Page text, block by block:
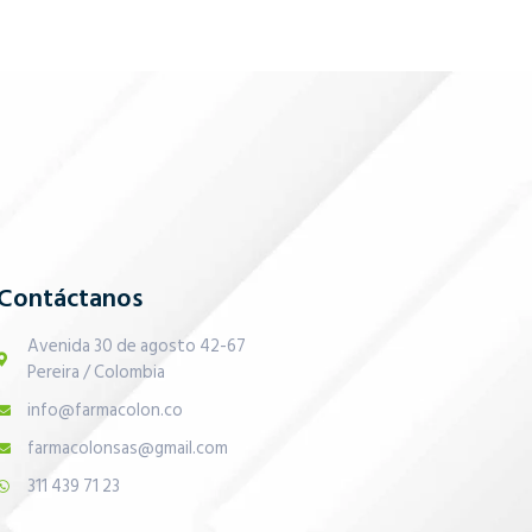
Avenida 30 de agosto 42-67
Pereira / Colombia
info@farmacolon.co
farmacolonsas@gmail.com
311 439 71 23